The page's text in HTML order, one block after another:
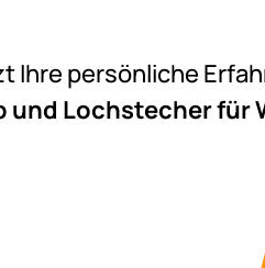
Ihre persönliche
und Lochstecher für